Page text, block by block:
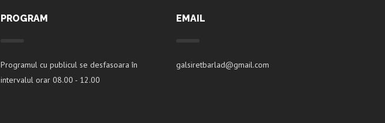
PROGRAM
Programul cu publicul se desfasoara în
intervalul orar 08.00 - 12.00
EMAIL
galsiretbarlad@gmail.com